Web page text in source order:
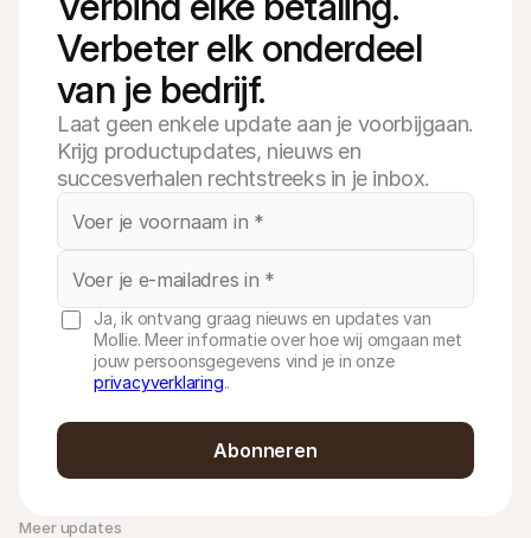
Verbeter elk onderdeel
van je bedrijf.
Laat geen enkele update aan je voorbijgaan.
Krijg productupdates, nieuws en
succesverhalen rechtstreeks in je inbox.
Ja, ik ontvang graag nieuws en updates van
Mollie. Meer informatie over hoe wij omgaan met
jouw persoonsgegevens vind je in onze
privacyverklaring..
Abonneren
Meer updates